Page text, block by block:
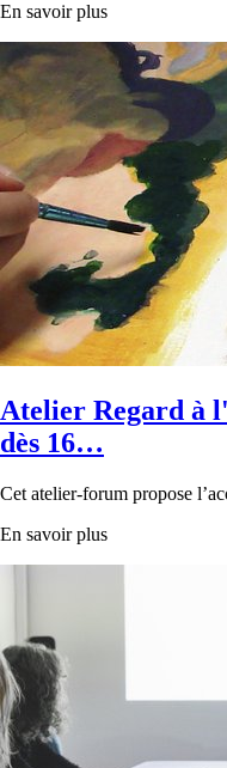
En savoir plus
Atelier Regard à
dès 16…
Cet atelier-forum propose
En savoir plus